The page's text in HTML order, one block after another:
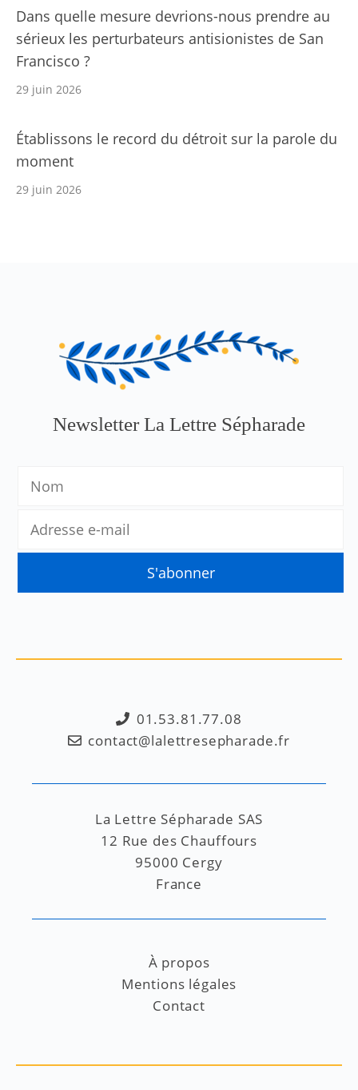
Dans quelle mesure devrions-nous prendre au
sérieux les perturbateurs antisionistes de San
Francisco ?
29 juin 2026
Établissons le record du détroit sur la parole du
moment
29 juin 2026
Newsletter La Lettre Sépharade
01.53.81.77.08
contact@lalettresepharade.fr
La Lettre Sépharade SAS
12 Rue des Chauffours
95000 Cergy
France
À propos
Mentions légales
Contact